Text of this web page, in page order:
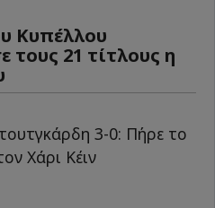
Κυπέλλου
τους 21 τίτλους η